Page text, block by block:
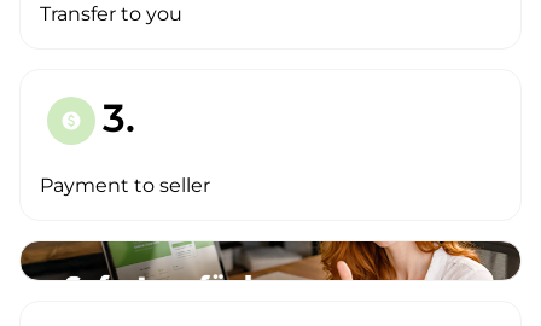
Transfer to you
paid 3.
Payment to seller